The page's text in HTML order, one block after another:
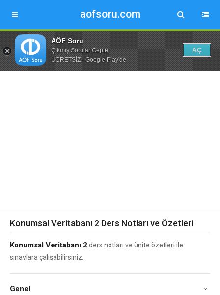
aofsoru.com
AÖF Soru
Çıkmış Sorular Cepte
ÜCRETSİZ - Google Play'de
AÇ
Konumsal Veritabanı 2 Ders Notları ve Özetleri
Konumsal Veritabanı 2 ders notları ve ünite özetleri ile
sınavlara çalışabilirsiniz.
Genel